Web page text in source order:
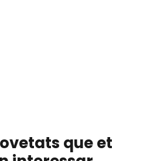
que et